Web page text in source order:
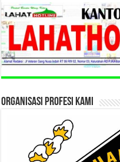
ORGANISASI PROFESI KAMI